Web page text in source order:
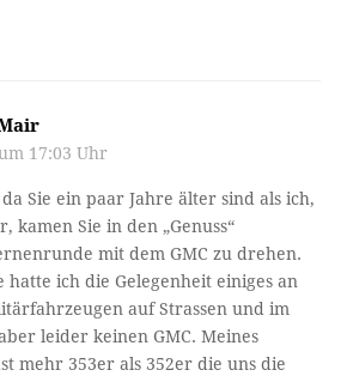
17:03 Uhr
Sie ein paar Jahre älter sind als ich,
kamen Sie in den „Genuss“
mit dem GMC zu drehen.
hatte ich die Gelegenheit einiges an
auf Strassen und im
leider keinen GMC. Meines
mehr 353er als 352er die uns die